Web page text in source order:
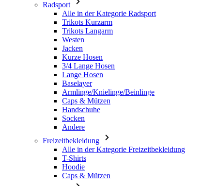
Radsport
Alle in der Kategorie Radsport
Trikots Kurzarm
Trikots Langarm
Westen
Jacken
Kurze Hosen
3/4 Lange Hosen
Lange Hosen
Baselayer
Armlinge/Knielinge/Beinlinge
Caps & Mützen
Handschuhe
Socken
Andere
Freizeitbekleidung
Alle in der Kategorie Freizeitbekleidung
T-Shirts
Hoodie
Caps & Mützen